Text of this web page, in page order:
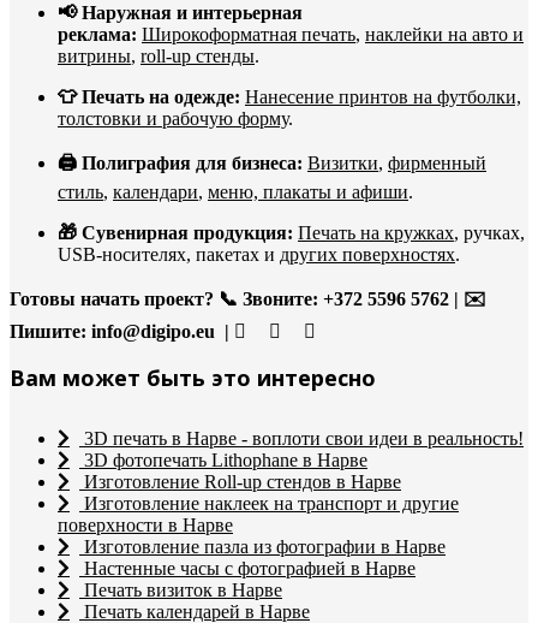
📢 Наружная и интерьерная
реклама: Широкоформатная печать, наклейки на авто и
витрины, roll-up стенды.
👕 Печать на одежде: Нанесение принтов на футболки,
толстовки и рабочую форму.
🖨️ Полиграфия для бизнеса: Визитки, фирменный
стиль, календари, меню, плакаты и афиши.
🎁 Сувенирная продукция: Печать на кружках, ручках,
USB-носителях, пакетах и других поверхностях.
Готовы начать проект? 📞 Звоните: +372 5596 5762 | ✉️
Пишите: info@digipo.eu |
Вам может быть это интересно
3D печать в Нарве - воплоти свои идеи в реальность!
3D фотопечать Lithophane в Нарве
Изготовление Roll-up стендов в Нарве
Изготовление наклеек на транспорт и другие
поверхности в Нарве
Изготовление пазла из фотографии в Нарве
Настенные часы с фотографией в Нарве
Печать визиток в Нарве
Печать календарей в Нарве